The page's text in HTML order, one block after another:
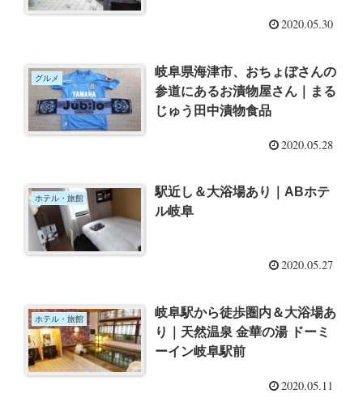
2020.05.30
グルメ
岐阜県海津市、おちょぼさんの
参道にあるお漬物屋さん｜まる
じゅう田中漬物食品
2020.05.28
ホテル・旅館
駅近し＆大浴場あり｜ABホテ
ル岐阜
2020.05.27
ホテル・旅館
岐阜駅から徒歩圏内＆大浴場あ
り｜天然温泉 金華の湯 ドーミ
ーイン岐阜駅前
2020.05.11